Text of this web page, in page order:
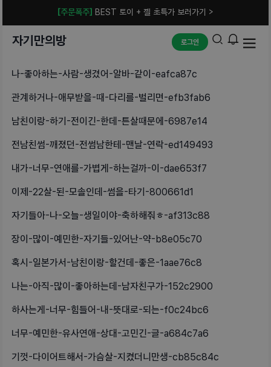
[주문폭주] BEST 토이 + 젤 초특가 보러가기 >
자기만의방 로그인
나-좋아하는-사람-생겼어-알바-같이-eafca87c
관계하거나-애무받을-때-다리를-벌리면-efb3fab6
남친이랑-하기-전이긴-한데-튼살때문에-6987e14
전남친썸-깨졌던-전썸남한테-맨날-연락-ed149493
내가-너무-연애를-가볍게-하는걸까-이-dae653f7
이제-22살-된-모솔인데-썸을-타기-800661d1
자기들아-나-오늘-생일이야-축하해줘ㅎ-af313c88
장이-많이-예민한-자기들-있어난-약-b8e05c70
혹시-일본가서-남친이랑-할건데-좋은-1aae76c8
나는-아직-많이-좋아하는데-남자친구가-152c2900
하사는게-너무-힘들어-내-뜻대로-되는-f0c24bc6
너무-예민한-유사연애-상대-고민긴-글-a684c7a6
기껏-다이어트해서-가슴살-지켰더니만생-cb85c84c